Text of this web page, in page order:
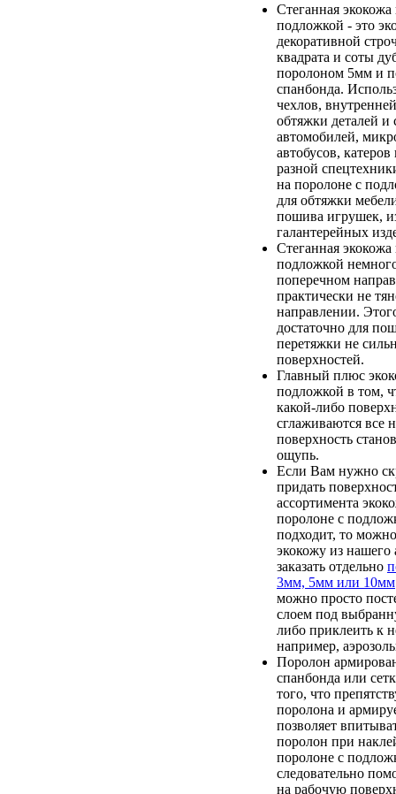
Стеганная
подложкой - это
декоративной
квадрата и соты
поролоном 5мм и
спанбонда.
чехлов,
обтяжки деталей и
автомобилей,
автобусов,
разной
на поролоне с
для обтяжки
пошива игрушек,
галантерейных
Стеганная
подложкой
поперечном
практически не
направлении.
достаточно для
перетяжки не
поверхностей.
Главный плюс
подложкой в том,
какой-либо
сглаживаются все
поверхность
ощупь.
Если Вам нужно
придать
ассортимента
поролоне с
подходит, то
экокожу из нашего
заказать отдельно
3мм, 5мм или 10мм
можно просто
слоем под
либо приклеить к
например,
Поролон
спанбонда или
того, что
поролона и
позволяет
поролон при
поролоне с
следовательно
на рабочую